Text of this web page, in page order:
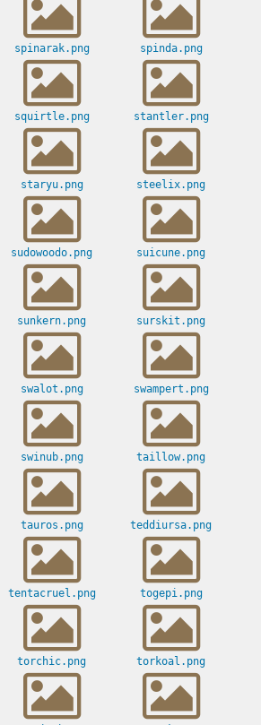
spinarak.png spinda.png
squirtle.png stantler.png
staryu.png steelix.png
sudowoodo.png suicune.png
sunkern.png surskit.png
swalot.png swampert.png
swinub.png taillow.png
tauros.png teddiursa.png
tentacruel.png togepi.png
torchic.png torkoal.png